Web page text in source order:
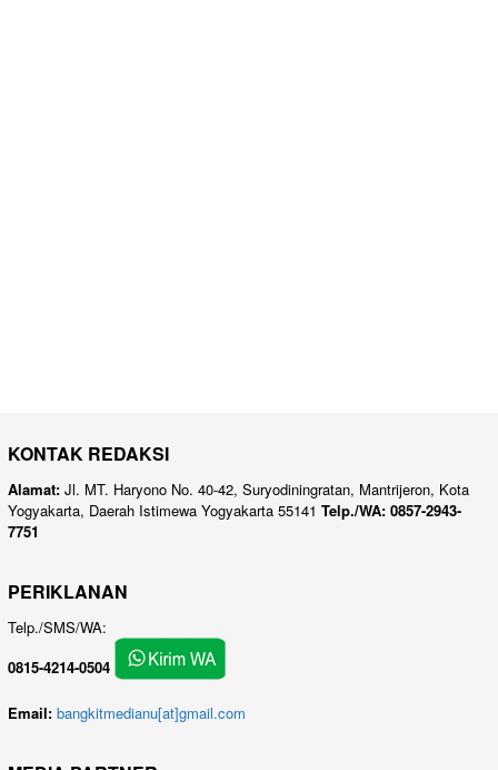
KONTAK REDAKSI
Alamat: Jl. MT. Haryono No. 40-42, Suryodiningratan, Mantrijeron, Kota
Yogyakarta, Daerah Istimewa Yogyakarta 55141 Telp./WA: 0857-2943-
7751
PERIKLANAN
Telp./SMS/WA:
0815-4214-0504
Email: bangkitmedianu[at]gmail.com